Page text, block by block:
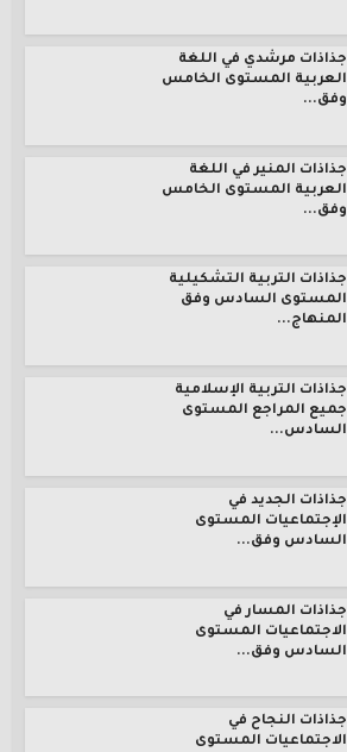
جذاذات مرشدي في اللغة
العربية المستوى الخامس
وفق...
جذاذات المنير في اللغة
العربية المستوى الخامس
وفق...
جذاذات التربية التشكيلية
المستوى السادس وفق
المنهاج...
جذاذات التربية الإسلامية
جميع المراجع المستوى
السادس...
جذاذات الجديد في
الإجتماعيات المستوى
السادس وفق...
جذاذات المسار في
الاجتماعيات المستوى
السادس وفق...
جذاذات النجاح في
الاجتماعيات المستوى